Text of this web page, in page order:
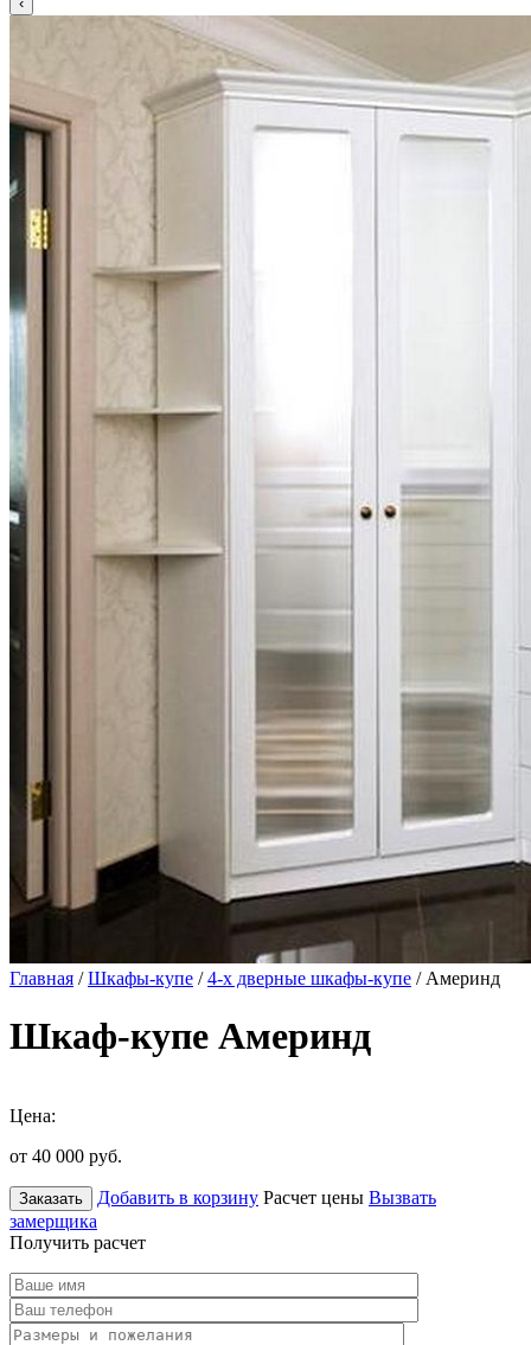
Главная /Шкафы-купе /4-х дверные шкафы-купе / Америнд
Шкаф-купе Америнд
Цена:
от 40 000 руб.
Заказать Добавить в корзину Расчет цены Вызвать
замерщика
Получить расчет